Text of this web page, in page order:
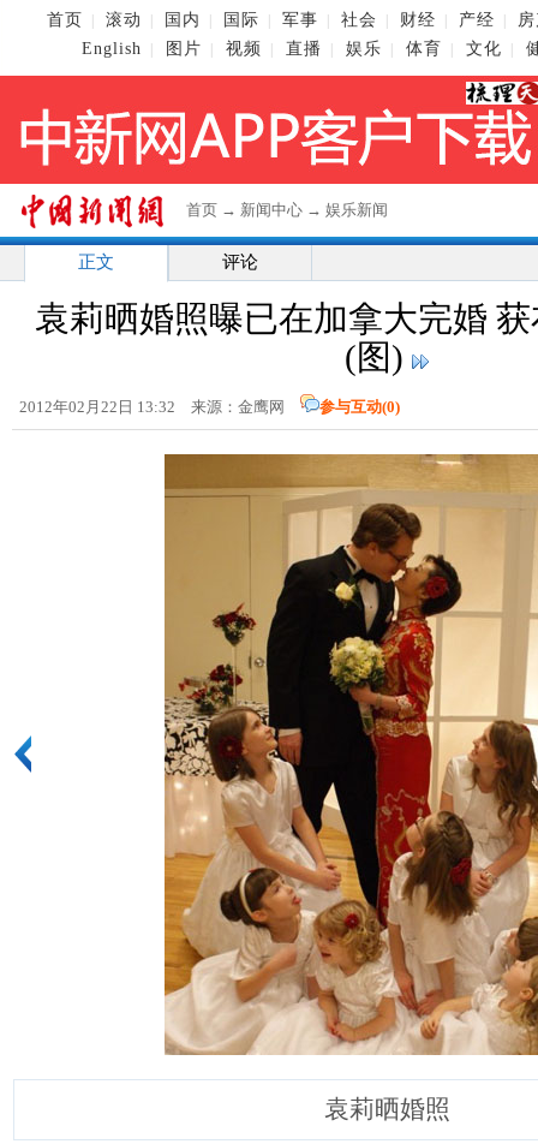
首页 滚动 国内 国际 军事 社会 财经 产经
English
图片 视频 直播 娱乐 体育 文化
首页 → 新闻中心 → 娱乐新闻
正文 评论
袁莉晒婚照曝已在加拿大完婚
(图)
2012年02月22日 13:32 来源：金鹰网 参与互动(0)
袁莉晒婚照